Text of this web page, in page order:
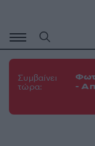
περιεχόμενο
Συμβαίνει
τώρα:
-